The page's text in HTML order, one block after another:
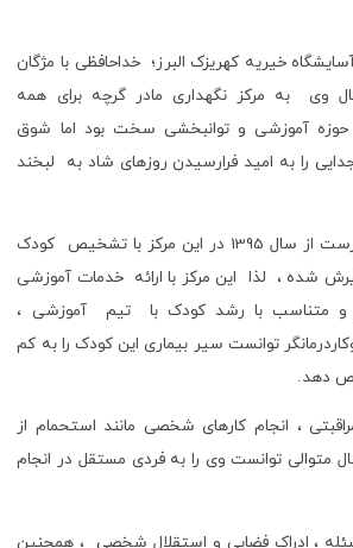
خیریه کهریزک البرز؛ خداحافظی با مژگان
و انتقال وی به مرکز نگهداری مادر گرچه برای همه
حوزه آموزشی و توانبخشی سخت بود اما شوق
را به امید فرارسیدن روزهای شاد به لبخند
مژگان 14ساله فاقد سرپرست از سال 1395 در این مرکز با تشخیص کودک
شده ، لذا این مرکز با ارائه خدمات آموزشی
و متناسب با رشد کودک با تیم آموزشی ،
توانست سیر بیماری این کودک را به کم
دهد.
، انجام کارهای شخصی مانند استحمام از
متوالی توانست وی را به فردی مستقل در انجام
، ادراک فضایی و استقلال شخصی ، همچنین